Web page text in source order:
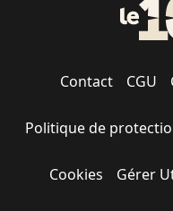
Contact CGU
Politique de
Cookies Gérer